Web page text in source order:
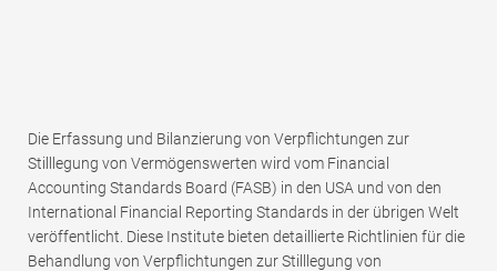
Die Erfassung und Bilanzierung von Verpflichtungen zur
Stilllegung von Vermögenswerten wird vom Financial
Accounting Standards Board (FASB) in den USA und von den
International Financial Reporting Standards in der übrigen Welt
veröffentlicht. Diese Institute bieten detaillierte Richtlinien für die
Behandlung von Verpflichtungen zur Stilllegung von